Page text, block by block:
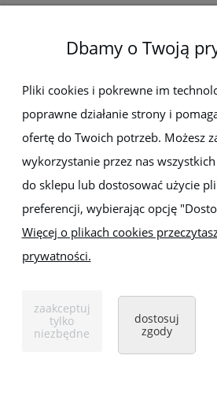
O firmie
Newsletter
Zapisz się do newslettera, aby być na
promocjami
Handlowa 1, 35-103
Tel:
+48 17 853 90 49 +48
Dbamy o Twoją
Pliki cookies i pokrewne im
poprawne działanie strony i
ofertę do Twoich potrzeb. Możesz
wykorzystanie przez nas
do sklepu lub dostosować użycie
preferencji, wybierając opcję
Więcej o plikach cookies
prywatności.
zaakceptuj
tylko
niezbędne
dostosuj
zgody